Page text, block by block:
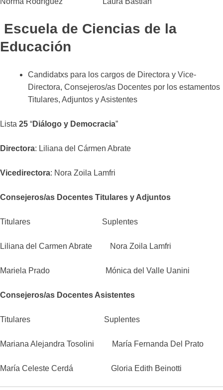
Escuela de Ciencias de la
Educación
Candidatxs para los cargos de Directora y Vice-
Directora, Consejeros/as Docentes por los estamentos
Titulares, Adjuntos y Asistentes
Lista 25 “Diálogo y Democracia”
Directora: Liliana del Cármen Abrate
Vicedirectora: Nora Zoila Lamfri
Consejeros/as Docentes Titulares y Adjuntos
Titulares Suplentes
Liliana del Carmen Abrate Nora Zoila Lamfri
Mariela Prado Mónica del Valle Uanini
Consejeros/as Docentes Asistentes
Titulares Suplentes
Mariana Alejandra Tosolini María Fernanda Del Prato
María Celeste Cerdá Gloria Edith Beinotti